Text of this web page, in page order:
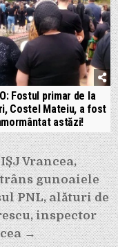
Fostul primar de la
Costel Mateiu, a fost
astăzi!
Vrancea,
gunoaiele
PNL, alături de
inspector
→